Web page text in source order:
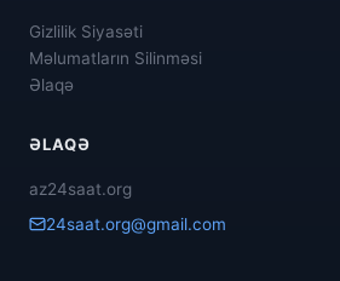
Gizlilik Siyasəti
Məlumatların Silinməsi
Əlaqə
ƏLAQƏ
az24saat.org
24saat.org@gmail.com